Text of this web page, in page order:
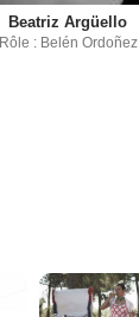
Beatriz Argüello
Rôle : Belén Ordoñez